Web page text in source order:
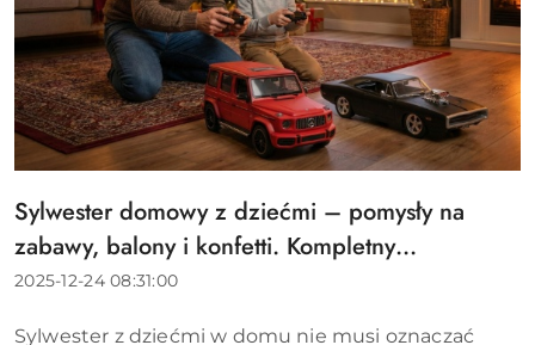
Tytuł
artykułu:
Sylwester domowy z dziećmi – pomysły na
zabawy, balony i konfetti. Kompletny
przewodnik dla rodziców
Data
2025-12-24 08:31:00
Treść
Sylwester z dziećmi w domu nie musi oznaczać